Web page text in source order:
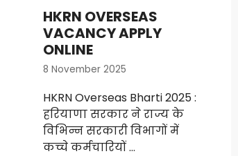
HKRN OVERSEAS
VACANCY APPLY
ONLINE
8 November 2025
HKRN Overseas Bharti 2025 :
हरियाणा सरकार ने राज्य के
विभिन्न सरकारी विभागों में
कच्चे कर्मचारियों …